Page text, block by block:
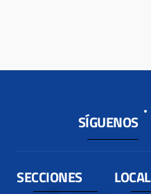
SÍGUENOS
SECCIONES LOCAL